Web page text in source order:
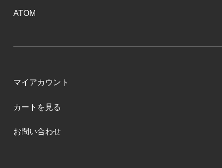
ATOM
マイアカウント
カートを見る
お問い合わせ